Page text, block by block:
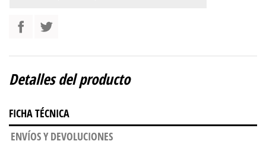
Detalles del producto
FICHA TÉCNICA
ENVÍOS Y DEVOLUCIONES